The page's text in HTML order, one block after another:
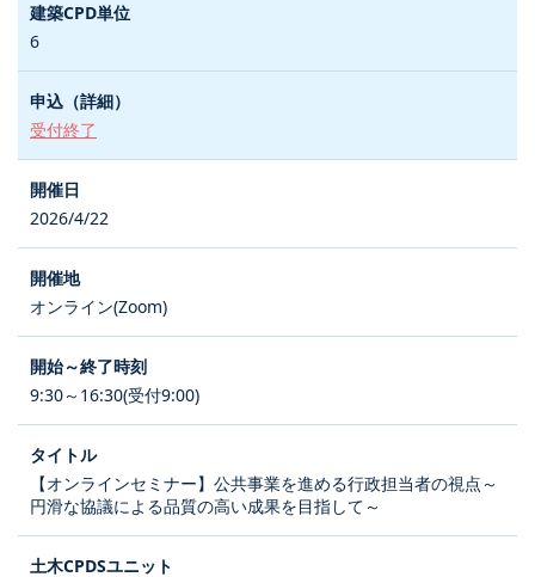
6
受付終了
2026/4/22
オンライン(Zoom)
9:30～16:30(受付9:00)
【オンラインセミナー】公共事業を進める行政担当者の視点～
円滑な協議による品質の高い成果を目指して～